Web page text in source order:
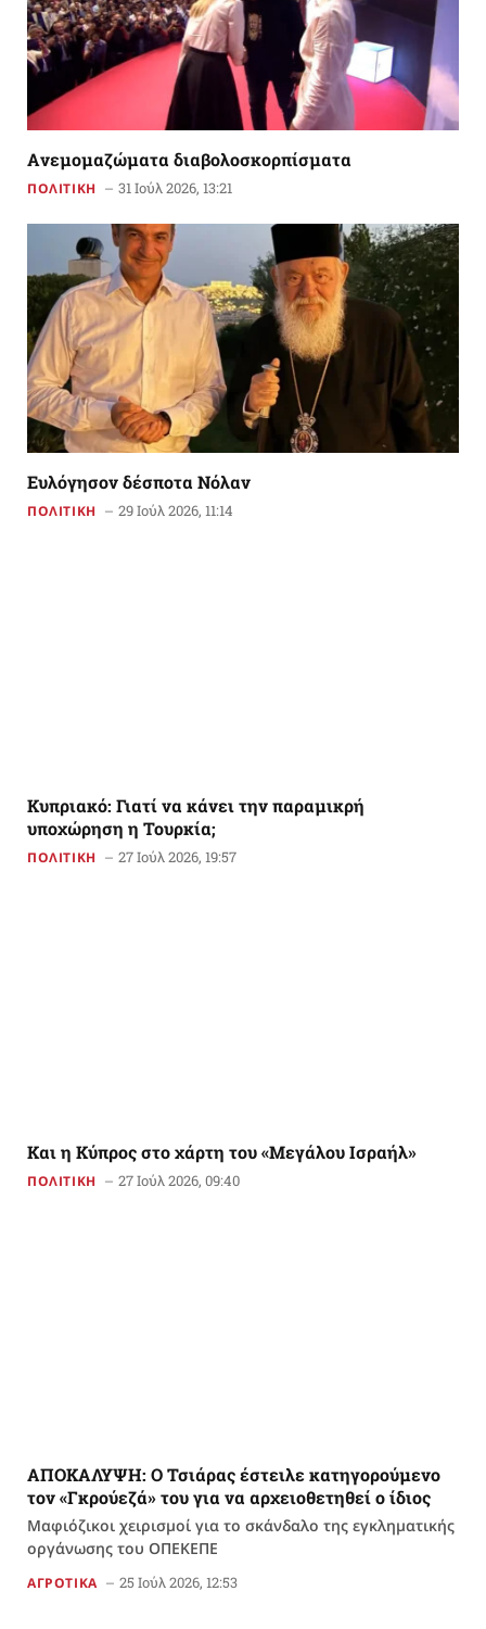
Aνεμομαζώματα διαβολοσκορπίσματα
ΠΟΛΙΤΙΚΗ 31 Ιούλ 2026, 13:21
Ευλόγησον δέσποτα Νόλαν
ΠΟΛΙΤΙΚΗ 29 Ιούλ 2026, 11:14
Κυπριακό: Γιατί να κάνει την παραμικρή
υποχώρηση η Τουρκία;
ΠΟΛΙΤΙΚΗ 27 Ιούλ 2026, 19:57
Και η Κύπρος στο χάρτη του «Μεγάλου Ισραήλ»
ΠΟΛΙΤΙΚΗ 27 Ιούλ 2026, 09:40
ΑΠΟΚΑΛΥΨΗ: Ο Τσιάρας έστειλε κατηγορούμενο
τον «Γκρούεζά» του για να αρχειοθετηθεί ο ίδιος
Μαφιόζικοι χειρισμοί για το σκάνδαλο της εγκληματικής
οργάνωσης του ΟΠΕΚΕΠΕ
ΑΓΡΟΤΙΚΑ 25 Ιούλ 2026, 12:53